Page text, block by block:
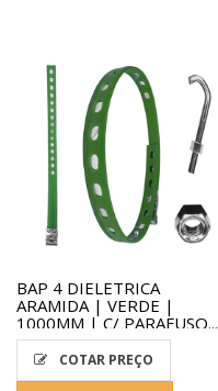
BAP 4 DIELETRICA
ARAMIDA | VERDE |
1000MM | C/ PARAFUSO...
COTAR PREÇO